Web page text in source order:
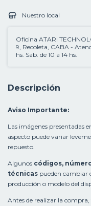
Nuestro local
Oficina ATARI
9, Recoleta, CABA -
hs. Sab. de 10 a 14 hs.
Descripción
Aviso Importante:
Las imágenes presentadas
aspecto puede variar
repuesto.
Algunos códigos,
técnicas pueden cambiar
producción o modelo del
Antes de realizar la